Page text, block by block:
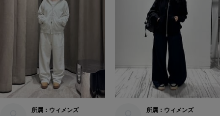
所属：ウィメンズ
所属：ウィメンズ